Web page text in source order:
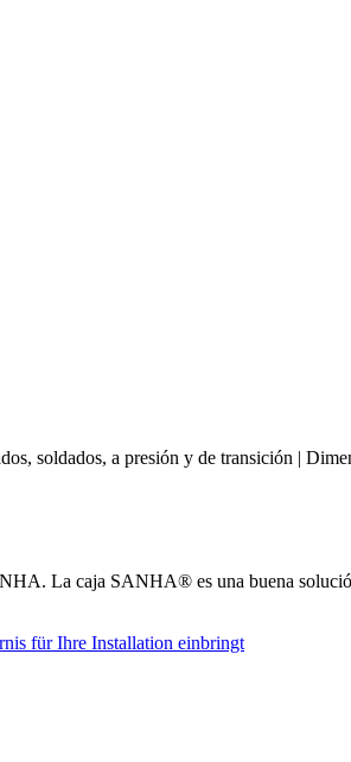
soldados, a presión y de transición |
La caja SANHA® es una buena